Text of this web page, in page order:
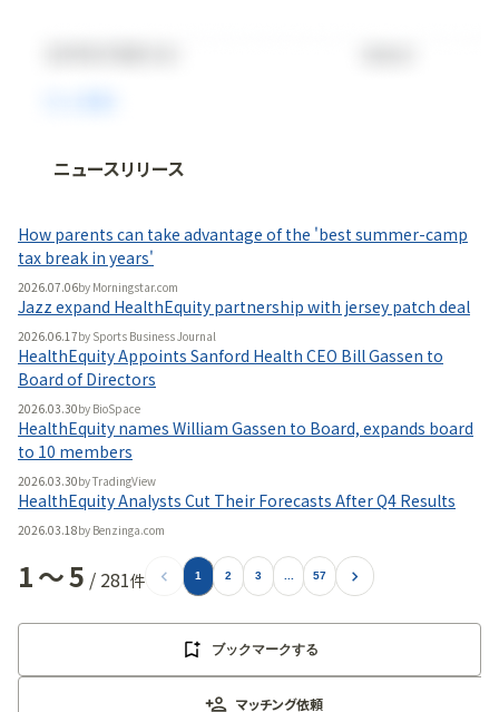
法人向け情報プラットフォーム
無料で使ってみる
ニュースリリース
How parents can take advantage of the 'best summer-camp
tax break in years'
2026.07.06by Morningstar.com
Jazz expand HealthEquity partnership with jersey patch deal
2026.06.17by Sports Business Journal
HealthEquity Appoints Sanford Health CEO Bill Gassen to
Board of Directors
2026.03.30by BioSpace
HealthEquity names William Gassen to Board, expands board
to 10 members
2026.03.30byTradingView
HealthEquity Analysts Cut Their Forecasts After Q4 Results
2026.03.18by Benzinga.com
1〜5 / 281件 1 2 3 ... 57
ブックマークする
マッチング依頼